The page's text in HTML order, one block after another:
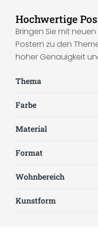
Hochwertige
Bringen Sie mit
Postern zu den
hoher Genauigkeit
Thema
Farbe
Material
Format
Wohnbereich
Kunstform